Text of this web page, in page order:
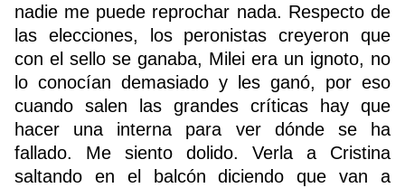
nadie me puede reprochar nada. Respecto de
las elecciones, los peronistas creyeron que
con el sello se ganaba, Milei era un ignoto, no
lo conocían demasiado y les ganó, por eso
cuando salen las grandes críticas hay que
hacer una interna para ver dónde se ha
fallado. Me siento dolido. Verla a Cristina
saltando en el balcón diciendo que van a